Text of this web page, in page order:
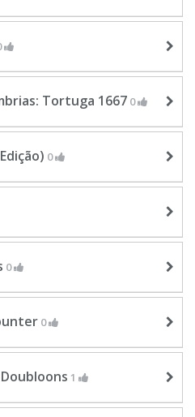
Tortuga 1667 0
0
0
0
1